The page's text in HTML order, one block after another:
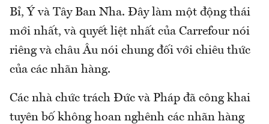
Bỉ, Ý và Tây Ban Nha. Đây làm một động thái
mới nhất, và quyết liệt nhất của Carrefour nói
riêng và châu Âu nói chung đối với chiêu thức
của các nhãn hàng.
Các nhà chức trách Đức và Pháp đã công khai
tuyên bố không hoan nghênh các nhãn hàng